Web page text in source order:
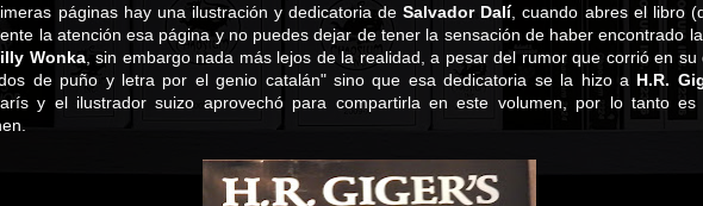
páginas hay una ilustración y dedicatoria deSalvador Dalí, cuando abres el libro
la atención esa página y no puedes dejar de tener la sensación de haber encontrado
Wonka, sin embargo nada más lejos de la realidad, a pesar del rumor que corrió en
de puño y letra por el genio catalán" sino que esa dedicatoria se la hizo a H.R.
y el ilustrador suizo aprovechó para compartirla en este volumen, por lo tanto